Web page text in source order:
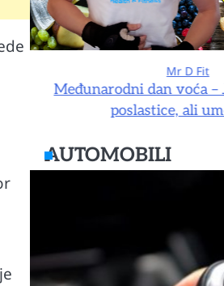
Mr D Fit
Međunarodni dan voća –
poslastice, ali
AUTOMOBILI